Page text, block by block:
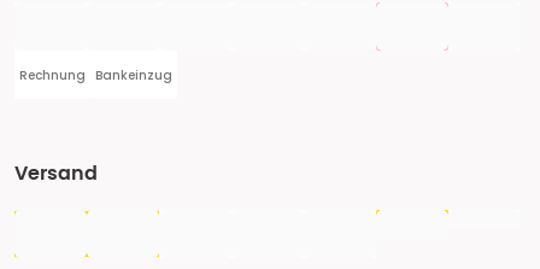
Rechnung Bankeinzug
Versand